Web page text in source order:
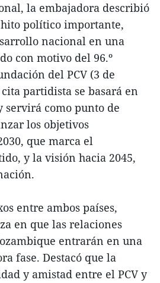
la embajadora describió
político importante,
nacional en una
con motivo del 96.º
del PCV (3 de
partidista se basará en
servirá como punto de
los objetivos
que marca el
y la visión hacia 2045,
entre ambos países,
en que las relaciones
entrarán en una
fase. Destacó que la
y amistad entre el PCV y